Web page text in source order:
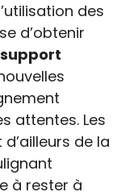
des
d’obtenir
attentes. Les
de la
à rester à